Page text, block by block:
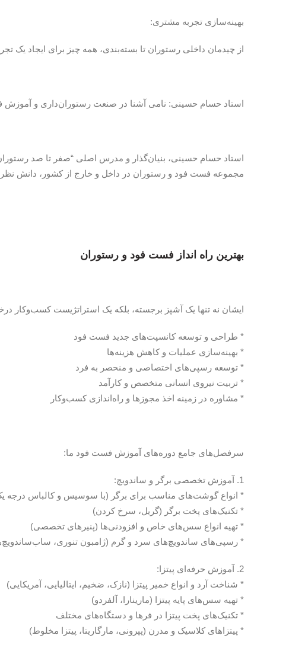
بهینه‌سازی تجربه مشتری:
از چیدمان داخلی رستوران تا بسته‌بندی، همه چیز برای ایجاد
استاد حسام حسینی: نامی آشنا در صنعت رستوران‌داری و
استاد حسام حسینی، بنیان‌گذار و مدرس اصلی “صفر تا صد
مجموعه فست فود و رستوران در داخل و خارج از کشور، دانش
بهترین راه انداز فست فود و رستوران
ایشان نه تنها یک آشپز برجسته، بلکه یک استراتژیست
* طراحی و توسعه کانسپت‌های جدید فست فود
* بهینه‌سازی عملیات و کاهش هزینه‌ها
* توسعه رسپی‌های اختصاصی و منحصر به فرد
* تربیت نیروی انسانی متخصص و کارآمد
* مشاوره در زمینه اخذ مجوزها و راه‌اندازی کسب‌وکار
سرفصل‌های جامع دوره‌های آموزش فست فود ما:
1. آموزش تخصصی برگر و ساندویچ:
* انواع گوشت‌های مناسب برای برگر (با سوسیس و کالباس درجه
* تکنیک‌های پخت برگر (گریل، سرخ کردن)
* تهیه انواع سس‌های خاص و افزودنی‌ها (پنیرهای تخصصی)
* رسپی‌های ساندویچ‌های سرد و گرم (ژامبون تنوری،
2. آموزش حرفه‌ای پیتزا:
* شناخت آرد و انواع خمیر پیتزا (نازک، ضخیم، ایتالیایی، آمریکایی)
* تهیه سس‌های پایه پیتزا (مارینارا، آلفردو)
* تکنیک‌های پخت پیتزا در فرها و دستگاه‌های مختلف
* پیتزاهای کلاسیک و مدرن (پپرونی، مارگاریتا، پیتزا مخلوط)